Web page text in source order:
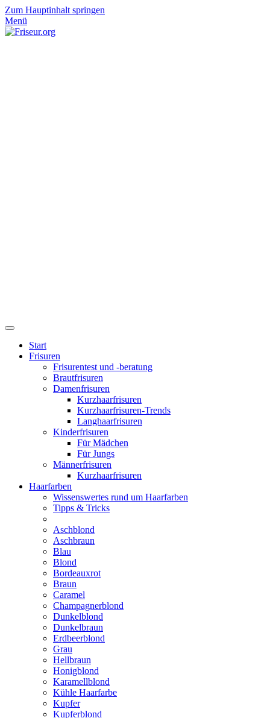
Zum Hauptinhalt springen
Menü
Start
Frisuren
Frisurentest und -beratung
Brautfrisuren
Damenfrisuren
Kurzhaarfrisuren
Kurzhaarfrisuren-Trends
Langhaarfrisuren
Kinderfrisuren
Für Mädchen
Für Jungs
Männerfrisuren
Kurzhaarfrisuren
Haarfarben
Wissenswertes rund um Haarfarben
Tipps & Tricks
Aschblond
Aschbraun
Blau
Blond
Bordeauxrot
Braun
Caramel
Champagnerblond
Dunkelblond
Dunkelbraun
Erdbeerblond
Grau
Hellbraun
Honigblond
Karamellblond
Kühle Haarfarbe
Kupfer
Kupferblond